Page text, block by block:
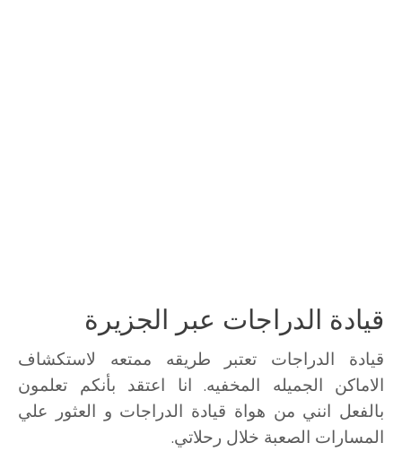
قيادة الدراجات عبر الجزيرة
قيادة الدراجات تعتبر طريقه ممتعه لاستكشاف
الاماكن الجميله المخفيه. انا اعتقد بأنكم تعلمون
بالفعل انني من هواة قيادة الدراجات و العثور علي
المسارات الصعبة خلال رحلاتي.